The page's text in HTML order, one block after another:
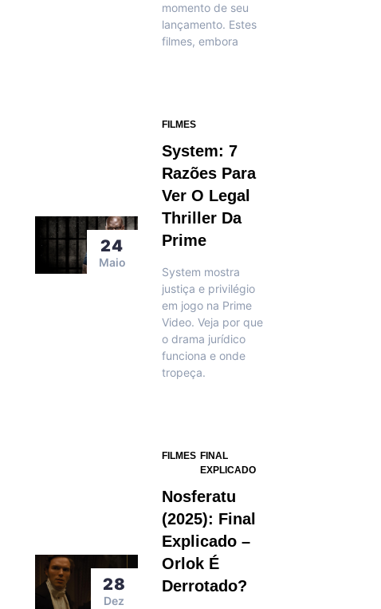
momento de seu
lançamento. Estes
filmes, embora
24
Maio
FILMES
System: 7
Razões Para
Ver O Legal
Thriller Da
Prime
System mostra
justiça e privilégio
em jogo na Prime
Video. Veja por que
o drama jurídico
funciona e onde
tropeça.
28
Dez
FILMES FINAL
EXPLICADO
Nosferatu
(2025): Final
Explicado –
Orlok É
Derrotado?